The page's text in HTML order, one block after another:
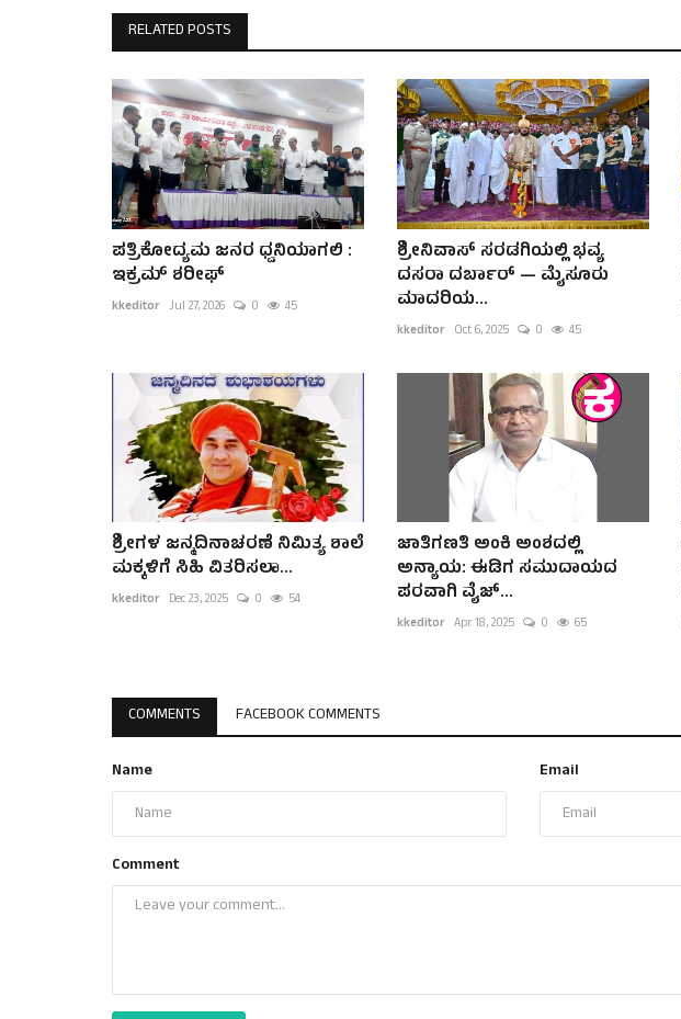
RELATED POSTS
ಪತ್ರಿಕೋದ್ಯಮ ಜನರ ಧ್ವನಿಯಾಗಲಿ :
ಇಕ್ರಮ್ ಶರೀಫ್
kkeditor Jul 27, 2026 0 45
ಶ್ರೀನಿವಾಸ್ ಸರಡಗಿಯಲ್ಲಿ ಭವ್ಯ
ದಸರಾ ದರ್ಬಾರ್ — ಮೈಸೂರು
ಮಾದರಿಯ...
kkeditor Oct 6, 2025 0 45
ಶ್ರೀಗಳ ಜನ್ಮದಿನಾಚರಣೆ ನಿಮಿತ್ಯ ಶಾಲೆ
ಮಕ್ಕಳಿಗೆ ಸಿಹಿ ವಿತರಿಸಲಾ...
kkeditor Dec 23, 2025 0 54
ಜಾತಿಗಣತಿ ಅಂಕಿ ಅಂಶದಲ್ಲಿ
ಅನ್ಯಾಯ: ಈಡಿಗ ಸಮುದಾಯದ
ಪರವಾಗಿ ವೈಜ್...
kkeditor Apr 18, 2025 0 65
COMMENTS FACEBOOK COMMENTS
Name Email
Comment